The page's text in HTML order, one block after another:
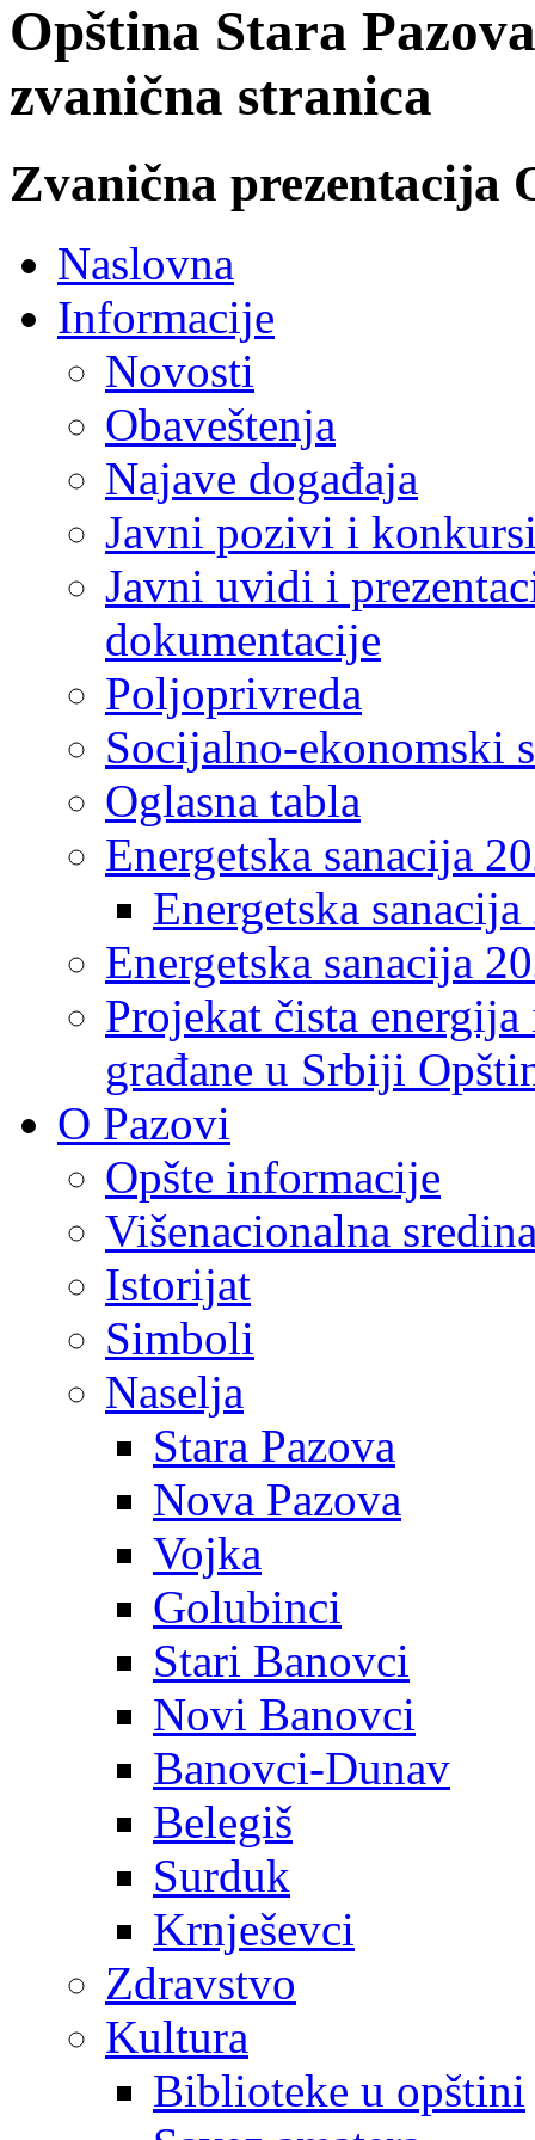
Opština Stara
zvanična stranica
Zvanična prezentacija
Naslovna
Informacije
Novosti
Obaveštenja
Najave događaja
Javni pozivi i
Javni uvidi i
dokumentacije
Poljoprivreda
Socijalno-ekonomski
Oglasna tabla
Energetska sanacija
Energetska
Energetska sanacija
Projekat čista
građane u Srbiji
O Pazovi
Opšte informacije
Višenacionalna
Istorijat
Simboli
Naselja
Stara Pazova
Nova Pazova
Vojka
Golubinci
Stari Banovci
Novi Banovci
Banovci-Dunav
Belegiš
Surduk
Krnješevci
Zdravstvo
Kultura
Biblioteke u opštini